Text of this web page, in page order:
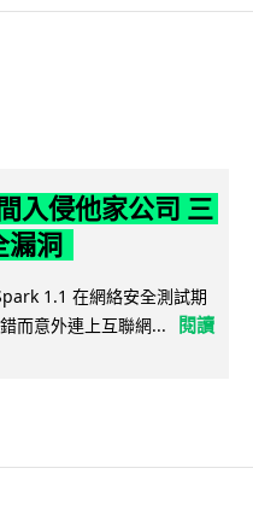
入侵他家公司 三
漏洞
1.1 在網絡安全測試期
而意外連上互聯網...
閱讀